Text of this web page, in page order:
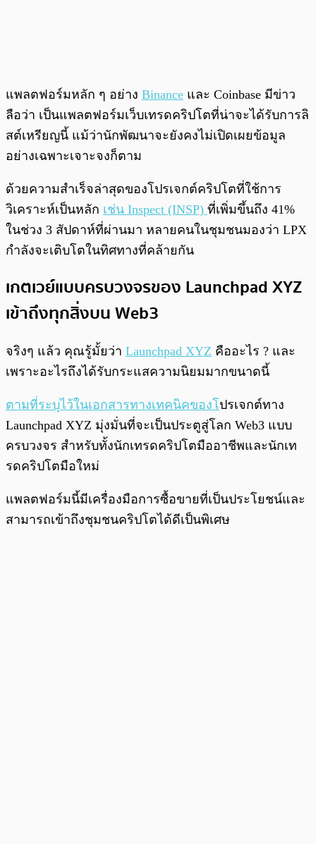
แพลตฟอร์มหลัก ๆ อย่าง Binance และ Coinbase มีข่าว
ลือว่า เป็นแพลตฟอร์มเว็บเทรดคริปโตที่น่าจะได้รับการลิ
สต์เหรียญนี้ แม้ว่านักพัฒนาจะยังคงไม่เปิดเผยข้อมูล
อย่างเฉพาะเจาะจงก็ตาม
ด้วยความสำเร็จล่าสุดของโปรเจกต์คริปโตที่ใช้การ
วิเคราะห์เป็นหลัก เช่น Inspect (INSP) ที่เพิ่มขึ้นถึง 41%
ในช่วง 3 สัปดาห์ที่ผ่านมา หลายคนในชุมชนมองว่า LPX
กำลังจะเติบโตในทิศทางที่คล้ายกัน
เกตเวย์แบบครบวงจรของ Launchpad XYZ
เข้าถึงทุกสิ่งบน Web3
จริงๆ แล้ว คุณรู้มั้ยว่า Launchpad XYZ คืออะไร ? และ
เพราะอะไรถึงได้รับกระแสความนิยมมากขนาดนี้
ตามที่ระบุไว้ในเอกสารทางเทคนิคของโปรเจกต์ทาง
Launchpad XYZ มุ่งมั่นที่จะเป็นประตูสู่โลก Web3 แบบ
ครบวงจร สำหรับทั้งนักเทรดคริปโตมืออาชีพและนักเท
รดคริปโตมือใหม่
แพลตฟอร์มนี้มีเครื่องมือการซื้อขายที่เป็นประโยชน์และ
สามารถเข้าถึงชุมชนคริปโตได้ดีเป็นพิเศษ